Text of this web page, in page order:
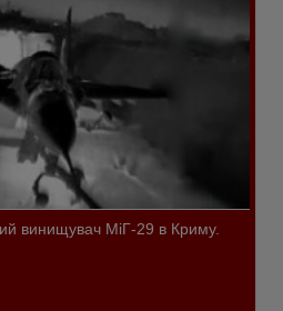
винищувач МіГ-29 в Криму.